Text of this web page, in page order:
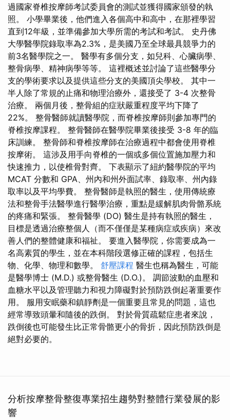
過國家脊椎按摩師考試委員會的測試並獲得國家頒發的執
照。 小學畢業後，他們進入各個高中和高中，在那裡學習
直到12年級，並準備參加大學所需的考試和考試。 史丹佛
大學醫學院錄取率為2.3%，是美國乃至全球最具競爭力的
前3名醫學院之一。 醫學有多個分支，如兒科、心臟病學、
整骨病學、精神病學等等。 這裡概述並討論了這些醫學分
支的學術要求以及提供這些分支的美國頂尖學校。 其中一
半人除了常規的止痛和物理治療外，還接受了 3-4 次整骨
治療。 兩個月後，整骨組的症狀嚴重程度平均下降了
22%。 整骨醫師就讀醫學院，而脊椎按摩師則參加專門的
脊椎按摩課程。 整骨醫師在醫學院畢業後接受 3-8 年的臨
床訓練。 整骨師和脊椎按摩師在治療過程中都會使用脊椎
按摩術。 這涉及用手向脊椎的一個或多個位置施加壓力和
快速推力，以使椎骨對齊。 下表顯示了紐約醫學院的平均
MCAT 分數和 GPA、州內和州外面試率、錄取率、州內錄
取率以及平均學費。 整骨醫師是執照的醫生，使用傳統療
法和整骨手法醫學進行醫學治療，重點是緩解肌肉骨骼系統
的疼痛和緊張。 整骨醫學 (DO) 醫生是持有執照的醫生，
目標是透過治療整個人（而不僅僅是某種病症或疾病）來改
善人們的整體健康和福祉。 要進入醫學院，你需要成為一
名高素質的學生，並在本科階段選修正確的課程，包括生
物、化學、物理和數學。 舒壓課程 醫生也稱為醫生，可能
是醫學博士 (M.D.) 或整骨醫生 (D.O.)。 調節波動的血壓和
血糖水平以及管理聽力和視力障礙對於預防跌倒起著重要作
用。 服用安眠藥和鎮靜劑是一個重要且常見的問題，這也
經常導致頭暈和隨後的跌倒。 對於骨質疏鬆症患者來說，
跌倒後也可能發生比正常骨骼更小的骨折，因此預防跌倒是
絕對必要的。
分析按摩整骨整復專業招生趨勢對整體行業發展的影
響